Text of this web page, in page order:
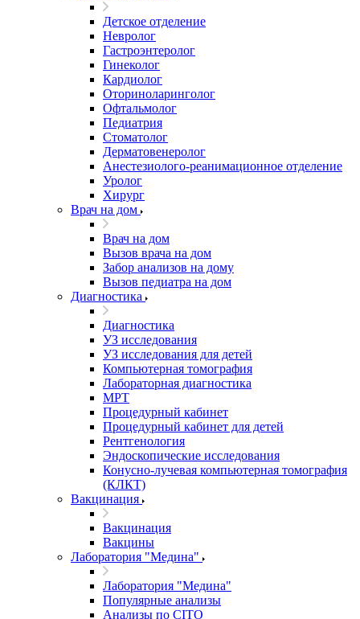
Детское отделение
Невролог
Гастроэнтеролог
Гинеколог
Кардиолог
Оториноларинголог
Офтальмолог
Педиатрия
Стоматолог
Дерматовенеролог
Анестезиолого-реанимационное отделение
Уролог
Хирург
Врач на дом
Врач на дом
Вызов врача на дом
Забор анализов на дому
Вызов педиатра на дом
Диагностика
Диагностика
УЗ исследования
УЗ исследования для детей
Компьютерная томография
Лабораторная диагностика
МРТ
Процедурный кабинет
Процедурный кабинет для детей
Рентгенология
Эндоскопические исследования
Конусно-лучевая компьютерная томография
(КЛКТ)
Вакцинация
Вакцинация
Вакцины
Лаборатория "Медина"
Лаборатория "Медина"
Популярные анализы
Анализы по CITO